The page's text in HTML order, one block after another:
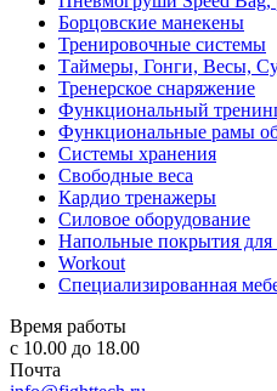
Борцовские манекены
Тренировочные системы
Таймеры, Гонги, Весы,
Тренерское снаряжение
Функциональный
Функциональные рамы
Системы хранения
Свободные веса
Кардио тренажеры
Силовое оборудование
Напольные покрытия для
Workout
Специализированная
Время работы
с 10.00 до 18.00
Почта